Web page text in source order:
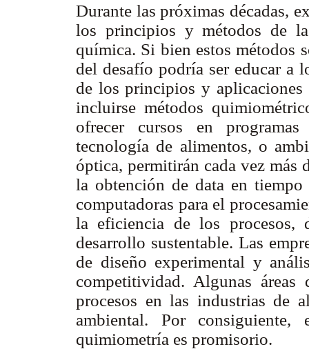
Durante las próximas décadas,
los principios y métodos de
química. Si bien estos métodos
del desafío podría ser educar a
de los principios y
incluirse métodos
ofrecer cursos en
tecnología de alimentos, o
óptica, permitirán cada vez más
la obtención de data en
computadoras para el
la eficiencia de los procesos,
desarrollo sustentable. Las
de diseño experimental y
competitividad. Algunas
procesos en las industrias de
ambiental. Por
quimiometría es promisorio.